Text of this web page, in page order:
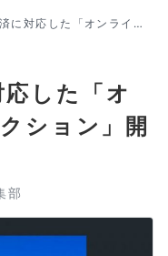
に対応した「オンライン
した「オ
ション」開
部